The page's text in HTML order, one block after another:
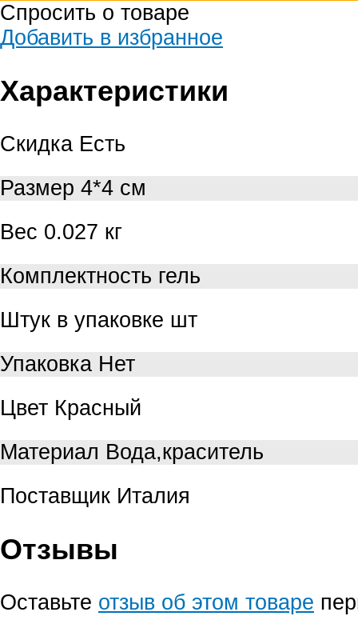
Спросить о товаре
Добавить в избранное
Характеристики
Скидка Есть
Размер 4*4 см
Вес 0.027 кг
Комплектность гель
Штук в упаковке шт
Упаковка Нет
Цвет Красный
Материал Вода,краситель
Поставщик Италия
Отзывы
Оставьте отзыв об этом товаре